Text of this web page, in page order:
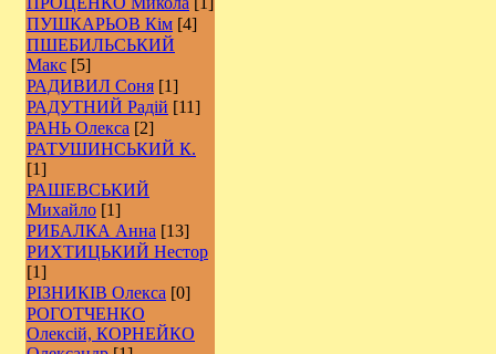
ПУШКАРЬОВ Кім [4]
ПШЕБИЛЬСЬКИЙ
Макс [5]
РАДИВИЛ Соня [1]
РАДУТНИЙ Радій [11]
РАНЬ Олекса [2]
РАТУШИНСЬКИЙ К.
[1]
РАШЕВСЬКИЙ
Михайло [1]
РИБАЛКА Анна [13]
РИХТИЦЬКИЙ Нестор
[1]
РІЗНИКІВ Олекса [0]
РОГОТЧЕНКО
Олексій, КОРНЕЙКО